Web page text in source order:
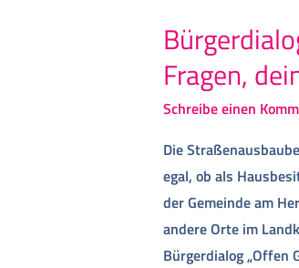
Fragen,
Schreibe einen
Die
egal, ob als
der Gemeinde am
andere Orte im
Bürgerdialog „Offen